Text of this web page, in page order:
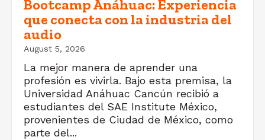
Bootcamp Anáhuac: Experiencia
que conecta con la industria del
audio
August 5, 2026
La mejor manera de aprender una
profesión es vivirla. Bajo esta premisa, la
Universidad Anáhuac Cancún recibió a
estudiantes del SAE Institute México,
provenientes de Ciudad de México, como
parte del...